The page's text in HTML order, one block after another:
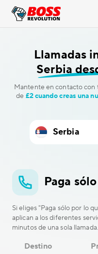
Llamadas
Serbia
Mantente en contacto con
de £2 cuando creas una
Paga
Si eliges "Paga sólo por lo
aplican a los diferentes
minutos de una sola llamada.
Destino